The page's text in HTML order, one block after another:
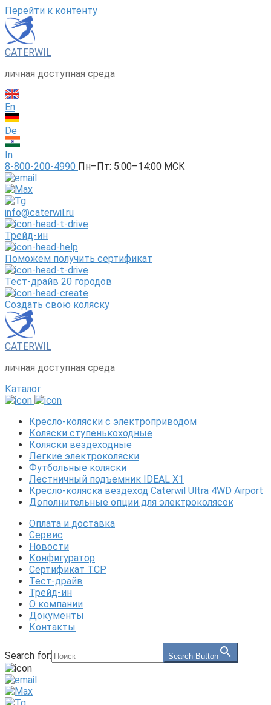
Перейти к контенту
CATERWIL
личная доступная среда
En
De
In
8-800-200-4990 Пн–Пт: 5:00–14:00 МСК
info@caterwil.ru
Трейд-ин
Поможем получить сертификат
Тест-драйв 20 городов
Создать свою коляску
CATERWIL
личная доступная среда
Каталог
Кресло-коляски с электроприводом
Коляски ступенькоходные
Коляски вездеходные
Легкие электроколяски
Футбольные коляски
Лестничный подъемник IDEAL X1
Кресло-коляска вездеход Caterwil Ultra 4WD Airport
Дополнительные опции для электроколясок
Оплата и доставка
Сервис
Новости
Конфигуратор
Сертификат ТСР
Тест-драйв
Трейд-ин
О компании
Документы
Контакты
Search for: Search Button